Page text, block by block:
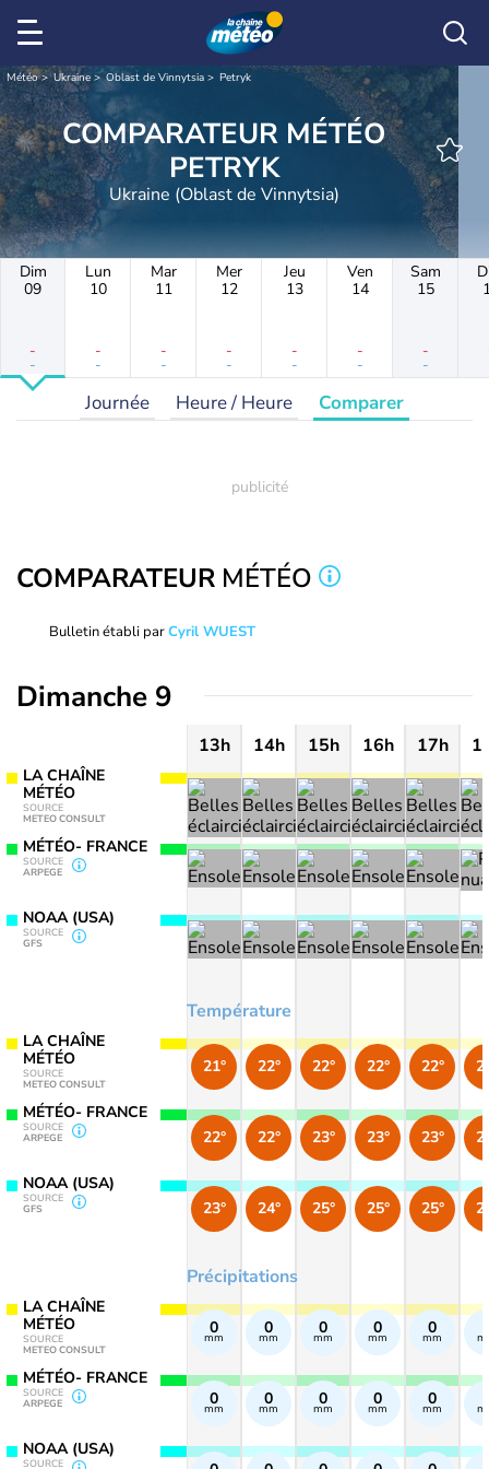
Météo Ukraine Oblast de Vinnytsia Petryk
COMPARATEUR MÉTÉO
PETRYK
Ukraine (Oblast de Vinnytsia)
Dim
09
-
-
Lun
10
-
-
Mar
11
-
-
Mer
12
-
-
Jeu
13
-
-
Ven
14
-
-
Sam
15
-
-
Journée Heure / Heure Comparer
COMPARATEUR MÉTÉO
Bulletin établi parCyril WUEST
Dimanche 9
LA CHAÎNE
MÉTÉO
SOURCE
METEO CONSULT
MÉTÉO- FRANCE
SOURCE
ARPEGE
NOAA (USA)
SOURCE
GFS
LA CHAÎNE
MÉTÉO
SOURCE
METEO CONSULT
MÉTÉO- FRANCE
SOURCE
ARPEGE
NOAA (USA)
SOURCE
GFS
LA CHAÎNE
MÉTÉO
SOURCE
METEO CONSULT
MÉTÉO- FRANCE
SOURCE
ARPEGE
NOAA (USA)
SOURCE
13h 14h 15h 16h 17h
Température
Précipitations
21°
22°
23°
0
mm
0
mm
22°
22°
24°
0
mm
0
mm
22°
23°
25°
0
mm
0
mm
22°
23°
25°
0
mm
0
mm
22°
23°
25°
0
mm
0
mm